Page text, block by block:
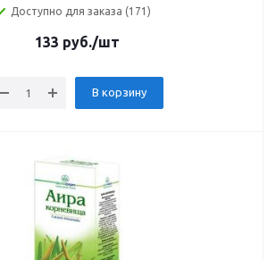
Доступно для заказа (171)
133 руб./шт
В корзину